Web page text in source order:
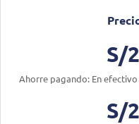
S/
Ahorre pagando: En
S/